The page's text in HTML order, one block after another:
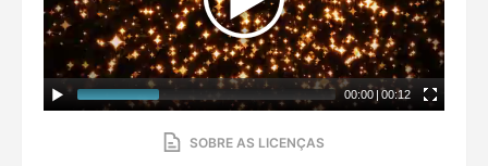
00:00 | 00:12
SOBRE AS LICENÇAS